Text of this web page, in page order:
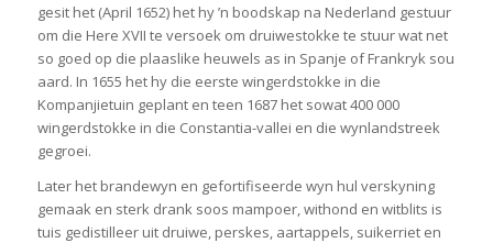
gesit het (April 1652) het hy ’n boodskap na Nederland gestuur
om die Here XVII te versoek om druiwestokke te stuur wat net
so goed op die plaaslike heuwels as in Spanje of Frankryk sou
aard. In 1655 het hy die eerste wingerdstokke in die
Kompanjietuin geplant en teen 1687 het sowat 400 000
wingerdstokke in die Constantia-vallei en die wynlandstreek
gegroei.
Later het brandewyn en gefortifiseerde wyn hul verskyning
gemaak en sterk drank soos mampoer, withond en witblits is
tuis gedistilleer uit druiwe, perskes, aartappels, suikerriet en